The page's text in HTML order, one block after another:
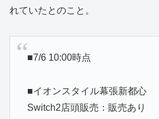
れていたとのこと。
■7/6 10:00時点
■イオンスタイル幕張新都心
Switch2店頭販売：販売あり